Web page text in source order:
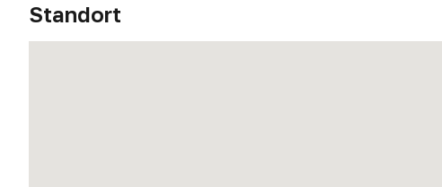
Standort